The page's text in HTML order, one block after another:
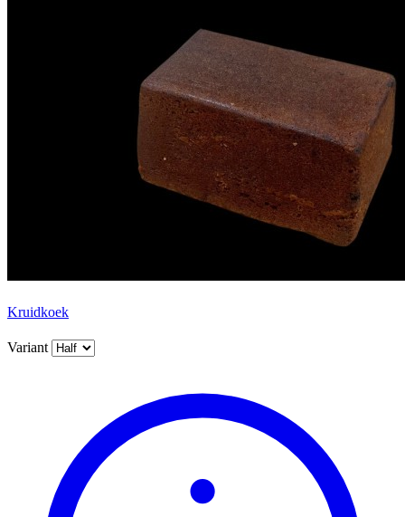
Kruidkoek
Variant